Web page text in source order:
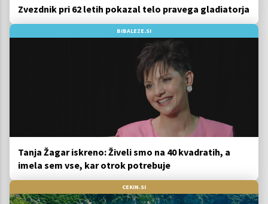
Zvezdnik pri 62 letih pokazal telo pravega gladiatorja
BIBALEZE.SI
Tanja Žagar iskreno: Živeli smo na 40 kvadratih, a
imela sem vse, kar otrok potrebuje
CEKIN.SI